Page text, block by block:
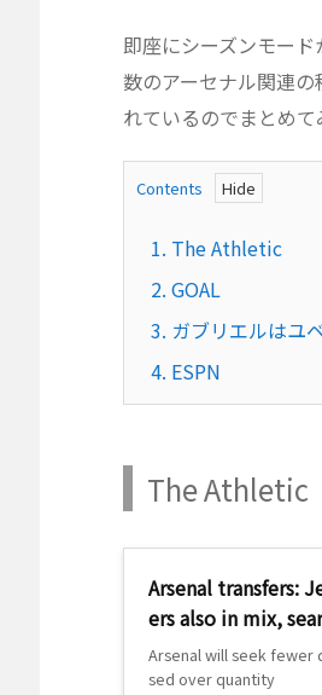
即座にシーズンモー
数のアーセナル関連
れているのでまとめて
Contents
1. The Athletic
2. GOAL
3. ガブリエルはユ
4. ESPN
The Athletic
Arsenal transfers:
ers also in mix,
Arsenal will seek fewer
sed over quantity